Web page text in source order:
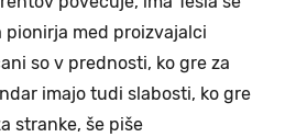
pionirja med proizvajalci
so v prednosti, ko gre za
imajo tudi slabosti, ko gre
stranke, še piše